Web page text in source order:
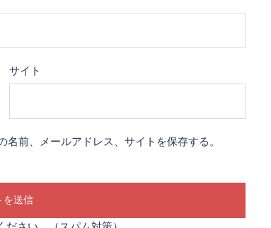
サイト
前、メールアドレス、サイトを保存する。